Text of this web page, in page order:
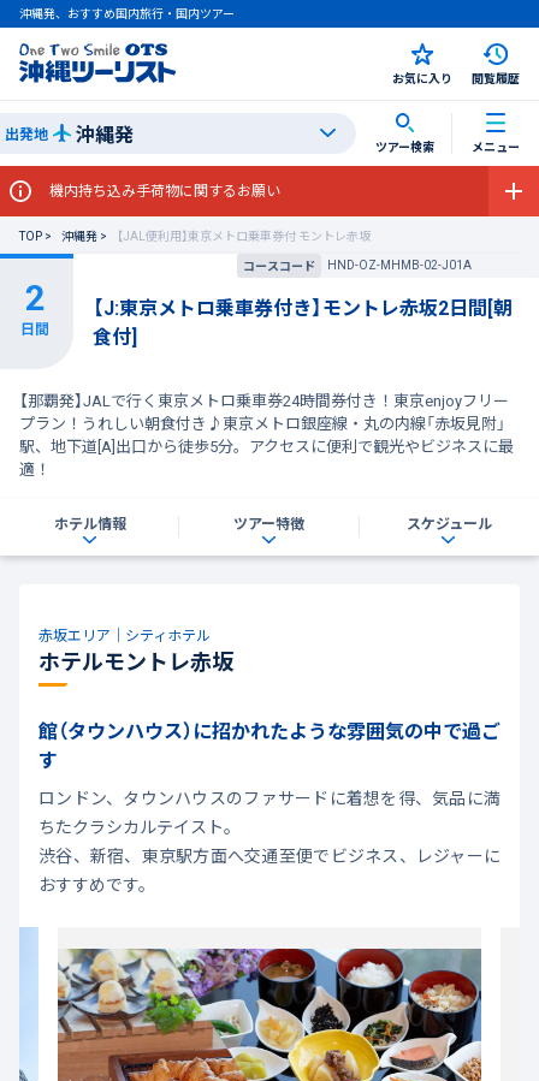
沖縄発、おすすめ国内旅行・国内ツアー
お気に入り 閲覧履歴
出発地 沖縄発 ツアー検索 メニュー
機内持ち込み手荷物に関するお願い
TOP 沖縄発
【JAL便利用】東京メトロ乗車券付 モントレ赤坂
コースコード
HND-OZ-MHMB-02-J01A
【J:東京メトロ乗車券付き】モントレ赤坂2日間[朝
食付]
【那覇発】JALで行く東京メトロ乗車券24時間券付き！東京enjoyフリー
プラン！うれしい朝食付き♪東京メトロ銀座線・丸の内線「赤坂見附」
駅、地下道[A]出口から徒歩5分。アクセスに便利で観光やビジネスに最
適！
ホテル情報 ツアー特徴 スケジュール
赤坂エリア｜シティホテル
ホテルモントレ赤坂
館（タウンハウス）に招かれたような雰囲気の中で過ご
す
ロンドン、タウンハウスのファサードに着想を得、気品に満
ちたクラシカルテイスト。
渋谷、新宿、東京駅方面へ交通至便でビジネス、レジャーに
おすすめです。